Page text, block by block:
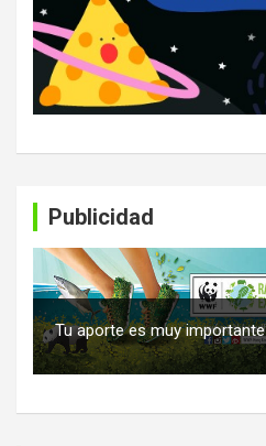
Publicidad
Tu aporte es muy importante